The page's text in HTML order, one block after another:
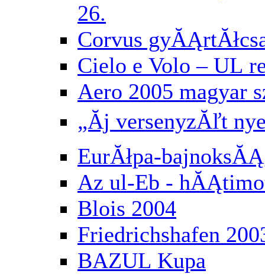
26.
Corvus
Cielo e Volo – UL
Aero 2005 magyar
„Ăj versenyzĂľt
EurĂłpa-
Az ul-Eb -
Blois 2004
Friedrichshafen
BAZUL Kupa